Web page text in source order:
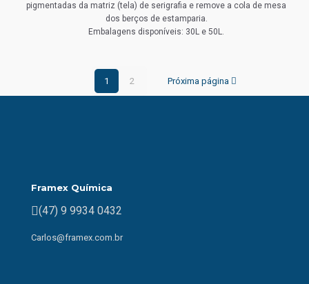
pigmentadas da matriz (tela) de serigrafia e remove a cola de mesa
dos berços de estamparia.
Embalagens disponíveis: 30L e 50L.
1 2 Próxima página
Framex Química
(47) 9 9934 0432
Carlos@framex.com.br